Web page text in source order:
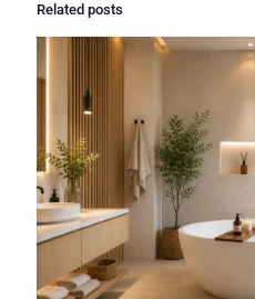
Related posts